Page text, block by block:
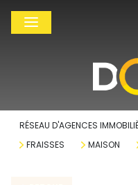
RÉSEAU D'AGENCES
FRAISSES
MAISON